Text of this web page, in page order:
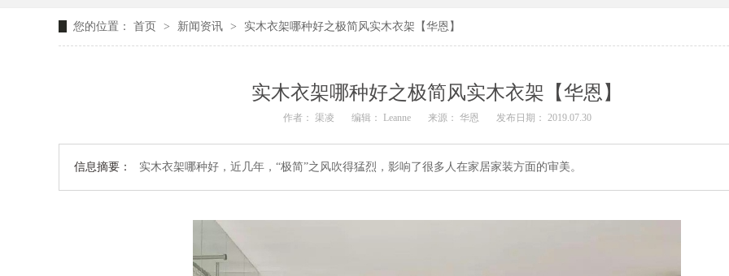
您的位置： 首页 > 新闻资讯 > 实木衣架哪种好之极简风实木衣架【华恩】
实木衣架哪种好之极简风实木衣架【华恩】
作者： 渠凌 编辑： Leanne 来源： 华恩 发布日期： 2019.07.30
信息摘要： 实木衣架哪种好，近几年，“极简”之风吹得猛烈，影响了很多人在家居家装方面的审美。